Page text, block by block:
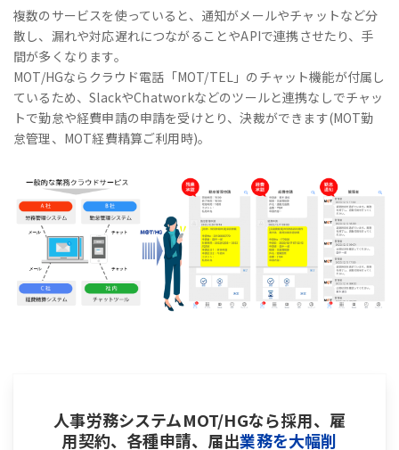
複数のサービスを使っていると、通知がメールやチャットなど分
散し、漏れや対応遅れにつながることやAPIで連携させたり、手
間が多くなります。
MOT/HGならクラウド電話「MOT/TEL」のチャット機能が付属し
ているため、SlackやChatworkなどのツールと連携なしでチャッ
トで勤怠や経費申請の申請を受けとり、決裁ができます(MOT勤
怠管理、MOT経費精算ご利用時)。
人事労務システムMOT/HGなら採用、雇
用契約、各種申請、届出業務を大幅削